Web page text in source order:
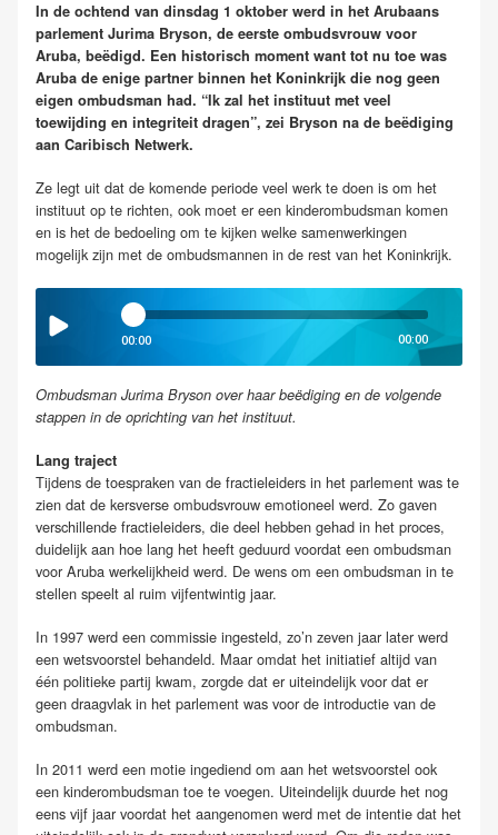
In de ochtend van dinsdag 1 oktober werd in het Arubaans
parlement Jurima Bryson, de eerste ombudsvrouw voor
Aruba, beëdigd. Een historisch moment want tot nu toe was
Aruba de enige partner binnen het Koninkrijk die nog geen
eigen ombudsman had. “Ik zal het instituut met veel
toewijding en integriteit dragen”, zei Bryson na de beëdiging
aan Caribisch Netwerk.
Ze legt uit dat de komende periode veel werk te doen is om het
instituut op te richten, ook moet er een kinderombudsman komen
en is het de bedoeling om te kijken welke samenwerkingen
mogelijk zijn met de ombudsmannen in de rest van het Koninkrijk.
00:00 00:00
Ombudsman Jurima Bryson over haar beëdiging en de volgende
stappen in de oprichting van het instituut.
Lang traject
Tijdens de toespraken van de fractieleiders in het parlement was te
zien dat de kersverse ombudsvrouw emotioneel werd. Zo gaven
verschillende fractieleiders, die deel hebben gehad in het proces,
duidelijk aan hoe lang het heeft geduurd voordat een ombudsman
voor Aruba werkelijkheid werd. De wens om een ombudsman in te
stellen speelt al ruim vijfentwintig jaar.
In 1997 werd een commissie ingesteld, zo’n zeven jaar later werd
een wetsvoorstel behandeld. Maar omdat het initiatief altijd van
één politieke partij kwam, zorgde dat er uiteindelijk voor dat er
geen draagvlak in het parlement was voor de introductie van de
ombudsman.
In 2011 werd een motie ingediend om aan het wetsvoorstel ook
een kinderombudsman toe te voegen. Uiteindelijk duurde het nog
eens vijf jaar voordat het aangenomen werd met de intentie dat het